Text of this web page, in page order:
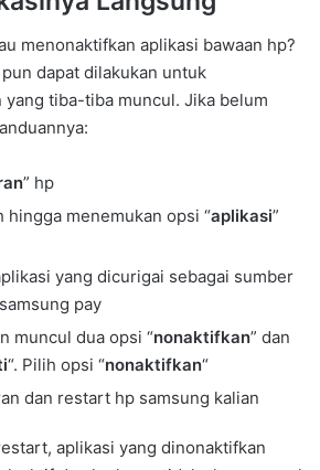
menonaktifkan aplikasi bawaan hp?
dapat dilakukan untuk
yang tiba-tiba muncul. Jika belum
” hp
hingga menemukan opsi “aplikasi”
yang dicurigai sebagai sumber
pay
muncul dua opsi “nonaktifkan” dan
“. Pilih opsi “nonaktifkan“
dan restart hp samsung kalian
aplikasi yang dinonaktifkan